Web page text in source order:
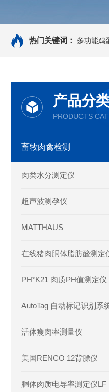
热门关键词： 多功能鸡
产品分
PRODUCTS
畜牧肉禽检测
肉类水分测定仪
超声波测孕仪
MATTHAUS
在线猪肉胴体脂肪酸测定
PH*K21 肉质PH值测定仪
AutoTag 自动标记识别系
活体瘦肉率测量仪
美国RENCO 12背膘仪
胴体肉质电导率测定仪LF